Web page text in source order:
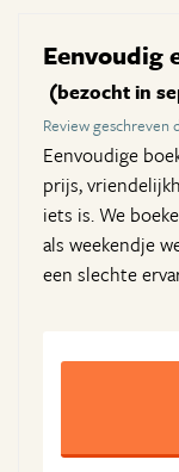
Eenvoudig
(bezocht in
Review geschreven
Eenvoudige
prijs,
iets is. We
als weekendje
een slechte